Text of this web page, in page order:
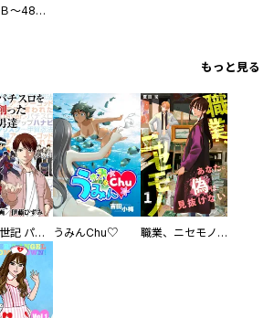
タイプＢ～48時間後、致死率100％～【単話】
もっと見る
回胴創世記 パチスロを創った男達 うみんChu♡ 職業、ニセモノ～あなたに偽は見抜けない【電子単行本版】